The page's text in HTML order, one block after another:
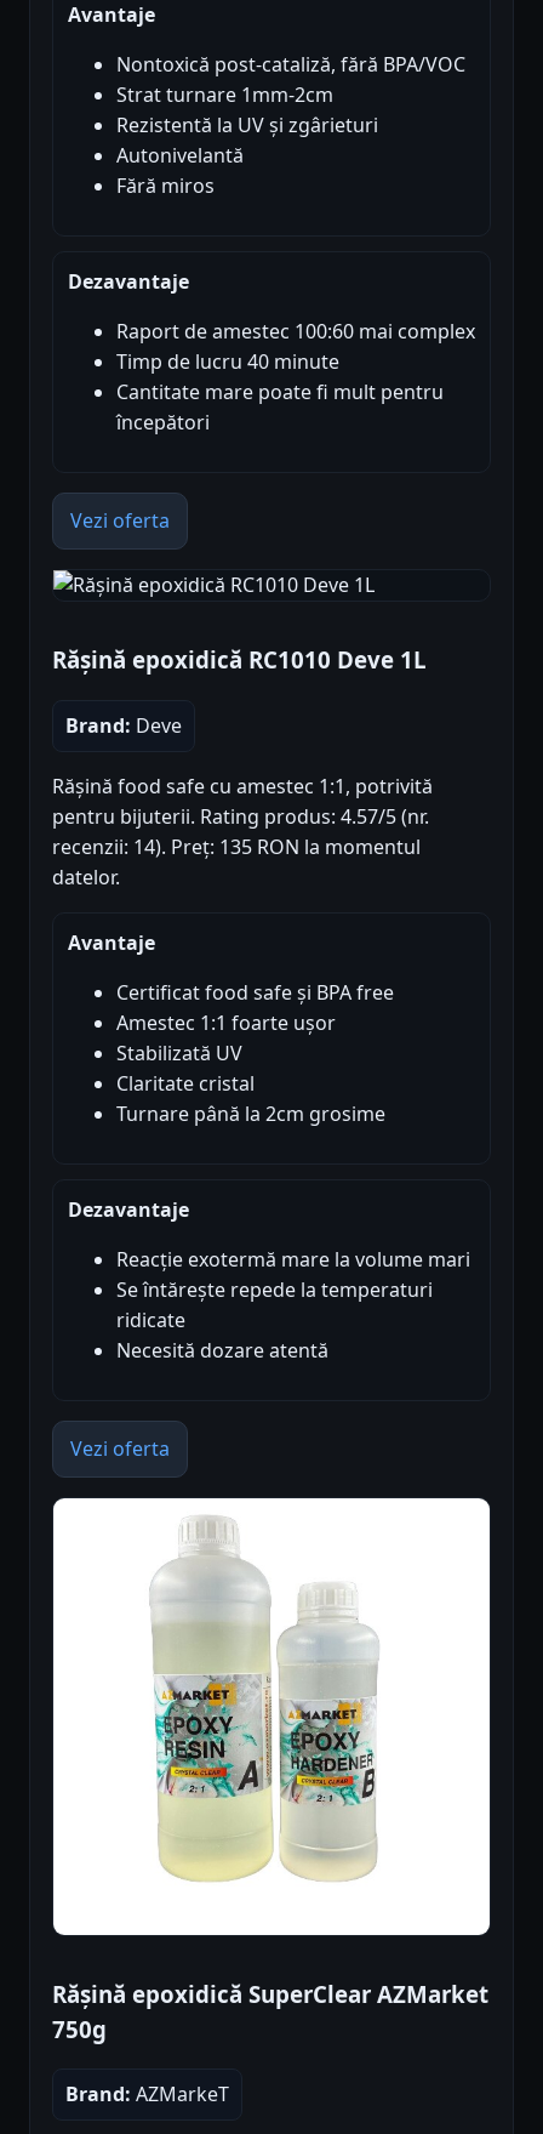
Avantaje
Nontoxică post-cataliză, fără BPA/VOC
Strat turnare 1mm-2cm
Rezistentă la UV și zgârieturi
Autonivelantă
Fără miros
Dezavantaje
Raport de amestec 100:60 mai complex
Timp de lucru 40 minute
Cantitate mare poate fi mult pentru
începători
Vezi oferta
Rășină epoxidică RC1010 Deve 1L
Brand: Deve
Rășină food safe cu amestec 1:1, potrivită
pentru bijuterii. Rating produs: 4.57/5 (nr.
recenzii: 14). Preț: 135 RON la momentul
datelor.
Avantaje
Certificat food safe și BPA free
Amestec 1:1 foarte ușor
Stabilizată UV
Claritate cristal
Turnare până la 2cm grosime
Dezavantaje
Reacție exotermă mare la volume mari
Se întărește repede la temperaturi
ridicate
Necesită dozare atentă
Vezi oferta
Rășină epoxidică SuperClear AZMarket
750g
Brand: AZMarkeT